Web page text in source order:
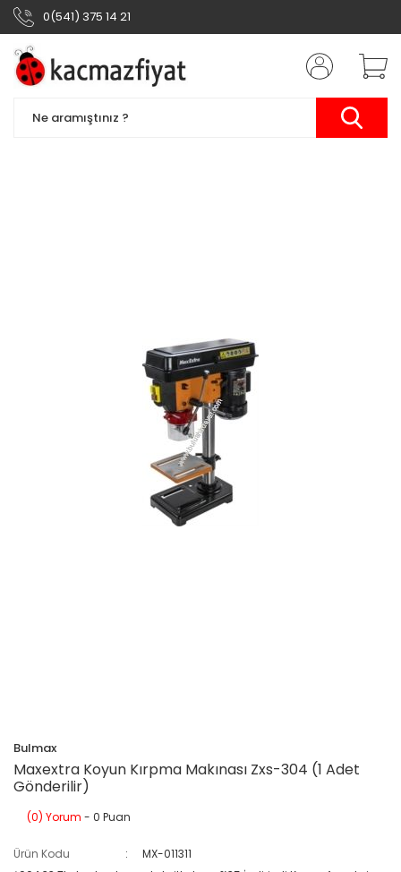
0(541) 375 14 21
Bulmax
Maxextra Koyun Kırpma Makınası Zxs-304 (1 Adet
Gönderilir)
(0) Yorum - 0 Puan
Ürün Kodu
MX-011311